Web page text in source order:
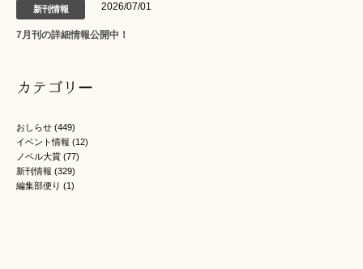
新刊情報 2026/07/01
7月刊の詳細情報公開中！
カテゴリー
おしらせ (449)
イベント情報 (12)
ノベル大賞 (77)
新刊情報 (329)
編集部便り (1)